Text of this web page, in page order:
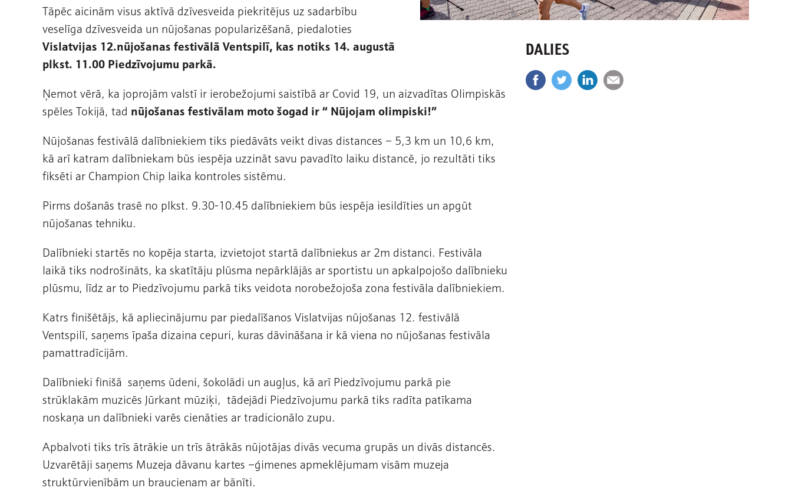
Tāpēc aicinām visus aktīvā dzīvesveida piekritējus uz sadarbību
veselīga dzīvesveida un nūjošanas popularizēšanā, piedaloties
Vislatvijas 12.nūjošanas festivālā Ventspilī, kas notiks 14. augustā
plkst. 11.00 Piedzīvojumu parkā.
Ņemot vērā, ka joprojām valstī ir ierobežojumi saistībā ar Covid 19, un aizvadītas Olimpiskās
spēles Tokijā, tad nūjošanas festivālam moto šogad ir “ Nūjojam olimpiski!”
Nūjošanas festivālā dalībniekiem tiks piedāvāts veikt divas distances – 5,3 km un 10,6 km,
kā arī katram dalībniekam būs iespēja uzzināt savu pavadīto laiku distancē, jo rezultāti tiks
fiksēti ar Champion Chip laika kontroles sistēmu.
Pirms došanās trasē no plkst. 9.30-10.45 dalībniekiem būs iespēja iesildīties un apgūt
nūjošanas tehniku.
Dalībnieki startēs no kopēja starta, izvietojot startā dalībniekus ar 2m distanci. Festivāla
laikā tiks nodrošināts, ka skatītāju plūsma nepārklājās ar sportistu un apkalpojošo dalībnieku
plūsmu, līdz ar to Piedzīvojumu parkā tiks veidota norobežojoša zona festivāla dalībniekiem.
Katrs finišētājs, kā apliecinājumu par piedalīšanos Vislatvijas nūjošanas 12. festivālā
Ventspilī, saņems īpaša dizaina cepuri, kuras dāvināšana ir kā viena no nūjošanas festivāla
pamattradīcijām.
Dalībnieki finišā saņems ūdeni, šokolādi un augļus, kā arī Piedzīvojumu parkā pie
strūklakām muzicēs Jūrkant mūziķi, tādejādi Piedzīvojumu parkā tiks radīta patīkama
noskaņa un dalībnieki varēs cienāties ar tradicionālo zupu.
Apbalvoti tiks trīs ātrākie un trīs ātrākās nūjotājas divās vecuma grupās un divās distancēs.
Uzvarētāji saņems Muzeja dāvanu kartes –ģimenes apmeklējumam visām muzeja
struktūrvienībām un braucienam ar bānīti.
DALIES